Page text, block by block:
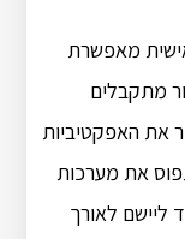
מאפשרת
מתקבלים
את האפקטיביות
את מערכות
ליישם לאורך